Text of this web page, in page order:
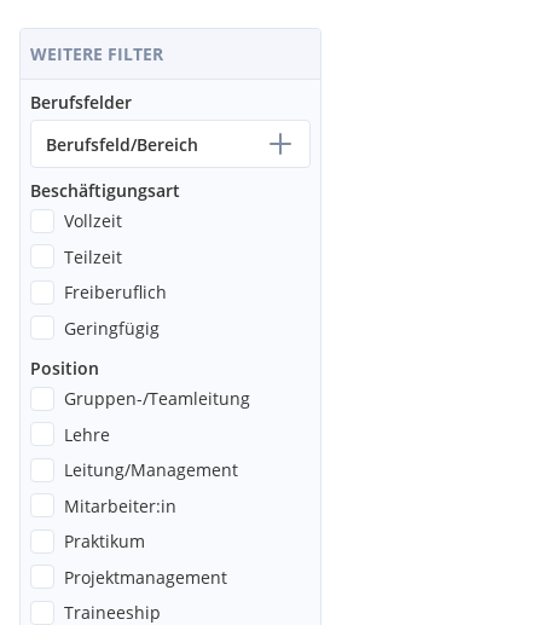
WEITERE FILTER
Berufsfelder
Berufsfeld/Bereich
Beschäftigungsart
Vollzeit
Teilzeit
Freiberuflich
Geringfügig
Position
Gruppen-/Teamleitung
Lehre
Leitung/Management
Mitarbeiter:in
Praktikum
Projektmanagement
Traineeship